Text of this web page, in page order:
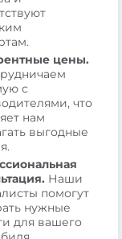
цены.
с
что
нам
выгодные
Наши
помогут
нужные
для вашего